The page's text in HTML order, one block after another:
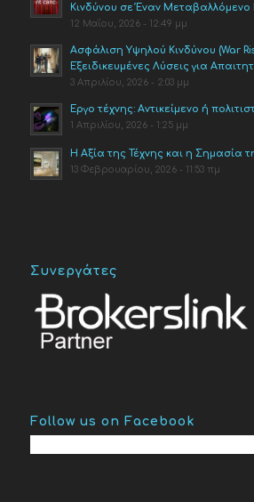
Κινδύνου σε Έναν Μεταβαλλόμενο
12 Μαΐου, 2026 - 12:49 μμ
Ασφάλιση Υψηλού Κινδύνου (War
Εξειδικευμένες Λύσεις για
3 Απριλίου, 2026 - 2:03 μμ
Έργο τέχνης: Αντικείμενο ή
1 Απριλίου, 2026 - 1:25 μμ
Η Αξία της Τέχνης και η Σημασία
13 Φεβρουαρίου, 2026 - 11:53 πμ
Συνεργάτες
Follow us on Facebook